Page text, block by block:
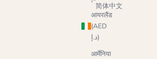
आयरलैंड
(AED
د.إ)
आर्मेनिया
简体中文